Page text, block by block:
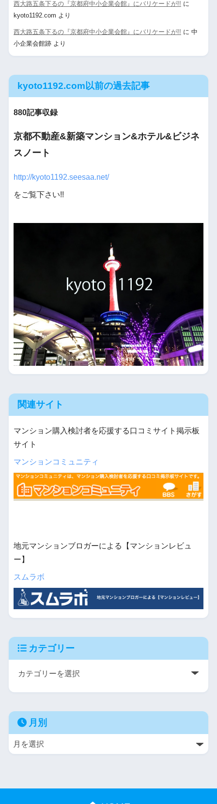
西大路五条下るの『京都府中小企業会館』にバリケードが!! に
kyoto1192.com より
西大路五条下るの『京都府中小企業会館』にバリケードが!! に 中
小企業会館跡より
kyoto1192.com以前の過去記事
880記事収録
京都不動産&新築マンション&ホテル&ビジネ
スノート
http://kyoto1192.seesaa.net/
をご覧下さい!!
関連サイト
マンション購入検討者を応援する口コミサイト掲示板
サイト
マンションコミュニティ
地元マンションブロガーによる【マンションレビュ
ー】
スムラボ
カテゴリー
月別